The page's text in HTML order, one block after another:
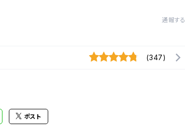
通報する
(347)
ポスト